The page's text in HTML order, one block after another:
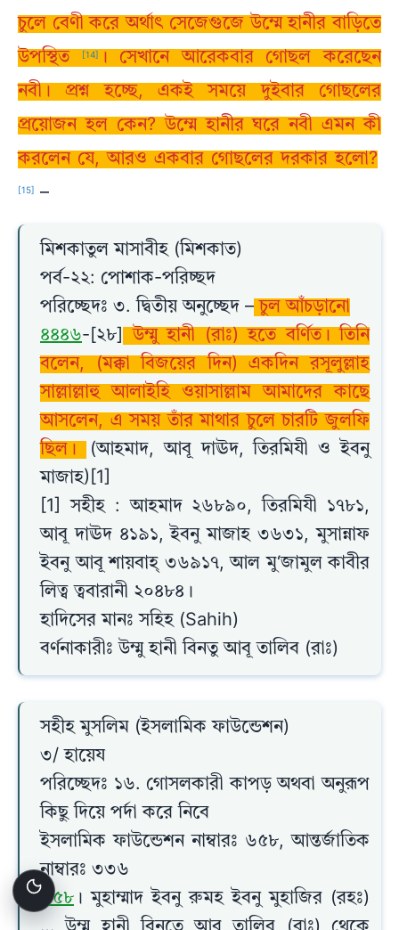
চুলে বেণী করে অর্থাৎ সেজেগুজে উম্মে হানীর বাড়িতে
উপস্থিত
[14]
। সেখানে আরেকবার গোছল করেছেন
নবী। প্রশ্ন হচ্ছে, একই সময়ে দুইবার গোছলের
প্রয়োজন হল কেন? উম্মে হানীর ঘরে নবী এমন কী
করলেন যে, আরও একবার গোছলের দরকার হলো?
[15] –
মিশকাতুল মাসাবীহ (মিশকাত)
পর্ব-২২: পোশাক-পরিচ্ছদ
পরিচ্ছেদঃ ৩. দ্বিতীয় অনুচ্ছেদ – চুল আঁচড়ানো
৪৪৪৬-[২৮]
উম্মু হানী (রাঃ) হতে বর্ণিত। তিনি
বলেন, (মক্কা বিজয়ের দিন) একদিন রসূলুল্লাহ
সাল্লাল্লাহু আলাইহি ওয়াসাল্লাম আমাদের কাছে
আসলেন, এ সময় তাঁর মাথার চুলে চারটি জুলফি
ছিল।
(আহমাদ, আবূ দাঊদ, তিরমিযী ও ইবনু
মাজাহ)[1]
[1] সহীহ : আহমাদ ২৬৮৯০, তিরমিযী ১৭৮১,
আবূ দাঊদ ৪১৯১, ইবনু মাজাহ ৩৬৩১, মুসান্নাফ
ইবনু আবূ শায়বাহ্ ৩৬৯১৭, আল মু‘জামুল কাবীর
লিত্ব ত্ববারানী ২০৪৮৪।
হাদিসের মানঃ সহিহ (Sahih)
বর্ণনাকারীঃ উম্মু হানী বিনতু আবূ তালিব (রাঃ)
সহীহ মুসলিম (ইসলামিক ফাউন্ডেশন)
৩/ হায়েয
পরিচ্ছেদঃ ১৬. গোসলকারী কাপড় অথবা অনুরূপ
কিছু দিয়ে পর্দা করে নিবে
ইসলামিক ফাউন্ডেশন নাম্বারঃ ৬৫৮, আন্তর্জাতিক
নাম্বারঃ ৩৩৬
৬৫৮ । মুহাম্মাদ ইবনু রুমহ ইবনু মুহাজির (রহঃ)